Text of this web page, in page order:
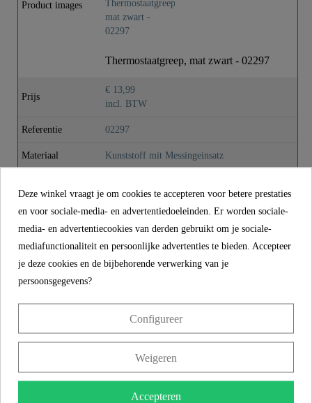
0,0 Kg
Product images
Thermostaatgreep, mat zwart - 02297
Prijs
€ 13,99
incl. BTW
Referentie 02297
Materiaal Kunststoff mit Messingeinsatz
Gewicht 0,0 kg
CONTACT
Franz Joseph Schütte GmbH
Hullerweg 1
+49 5407 8707 0
Deze winkel vraagt je om cookies te accepteren voor betere prestaties
en voor sociale-media- en advertentiedoeleinden. Er worden sociale-
media- en advertentiecookies van derden gebruikt om je sociale-
mediafunctionaliteit en persoonlijke advertenties te bieden. Accepteer
je deze cookies en de bijbehorende verwerking van je
persoonsgegevens?
Configureer
Weigeren
Accepteren